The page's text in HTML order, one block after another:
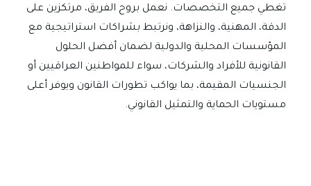
تغطي جميع التخصصات. نعمل بروح الفريق، مرتكزين على
الدقة، المهنية، والنزاهة، ونرتبط بشراكات استراتيجية مع
المؤسسات المحلية والدولية لضمان أفضل الحلول
القانونية للأفراد والشركات، سواء للمواطنين العراقيين أو
الجنسيات المقيمة، بما يواكب تطورات القانون ويوفر أعلى
مستويات الحماية والتمثيل القانوني.